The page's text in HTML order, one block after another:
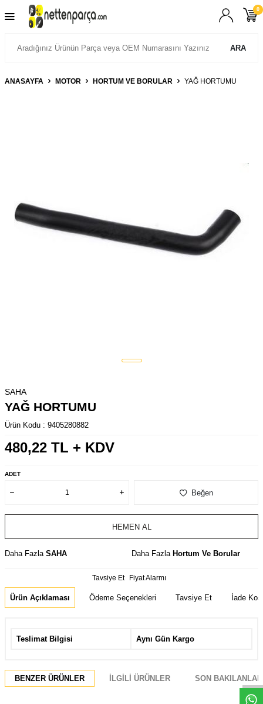
Whatsapp
ARA
0
ANASAYFA MOTOR HORTUM VE BORULAR YAĞ HORTUMU
SAHA
YAĞ HORTUMU
Ürün Kodu : 9405280882
480,22 TL + KDV
ADET
Beğen
HEMEN AL
Daha Fazla SAHA Daha Fazla Hortum Ve Borular
Tavsiye Et Fiyat Alarmı
Ürün Açıklaması Ödeme Seçenekleri Tavsiye Et İade
Teslimat Bilgisi Aynı Gün Kargo
BENZER ÜRÜNLER İLGILI ÜRÜNLER SON BAKILANLAR